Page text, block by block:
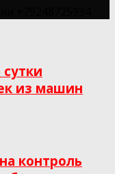
из машин
контроль